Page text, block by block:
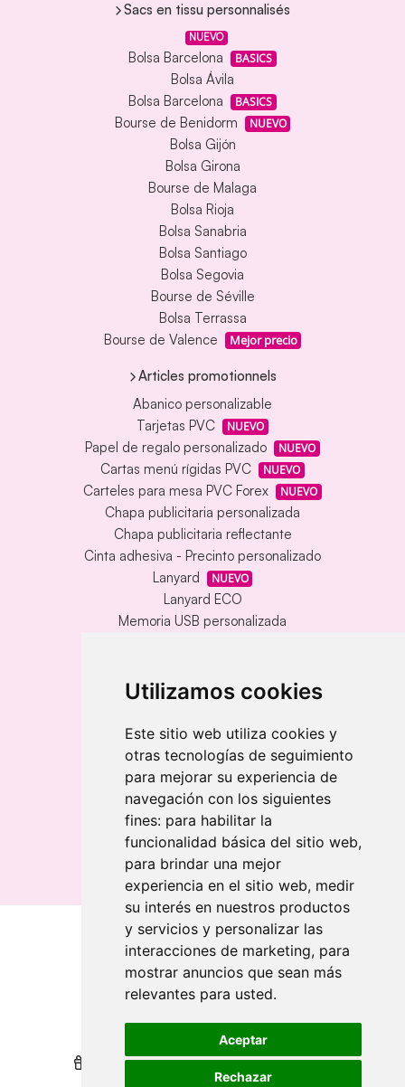
Utilizamos cookies
Este sitio web utiliza cookies y
otras tecnologías de seguimiento
para mejorar su experiencia de
navegación con los siguientes
fines: para habilitar la
funcionalidad básica del sitio web,
para brindar una mejor
experiencia en el sitio web, medir
su interés en nuestros productos
y servicios y personalizar las
interacciones de marketing, para
mostrar anuncios que sean más
relevantes para usted.
Aceptar
Rechazar
Sacs en tissu personnalisés
NUEVO
Bolsa Barcelona BASICS
Bolsa Ávila
Bolsa Barcelona
BASICS
Bourse de Benidorm NUEVO
Bolsa Gijón
Bolsa Girona
Bourse de Malaga
Bolsa Rioja
Bolsa Sanabria
Bolsa Santiago
Bolsa Segovia
Bourse de Séville
Bolsa Terrassa
Bourse de Valence
Mejor precio
Articles promotionnels
Abanico personalizable
Tarjetas PVC
NUEVO
Papel de regalo personalizado NUEVO
Cartas menú rígidas PVC NUEVO
Carteles para mesa PVC Forex NUEVO
Chapa publicitaria personalizada
Chapa publicitaria reflectante
Cinta adhesiva - Precinto personalizado
Lanyard
NUEVO
Lanyard ECO
Memoria USB personalizada
Llavero redondo en madera y metal
Llavero rectangular en madera clara
Banderolas
Banderas publicitarias
Banderas publicitarias
Banderas publicitarias
Qui sommes-nous
Revendeurs
Revendeurs
Impression durable
Impression durable
Nous récompensons votre fidélité
Nous récompensons votre fidélité